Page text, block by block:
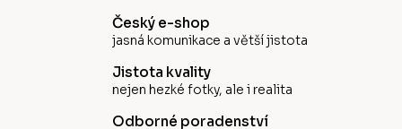
Český e-shop
jasná komunikace a větší jistota
Jistota kvality
nejen hezké fotky, ale i realita
Odborné poradenství